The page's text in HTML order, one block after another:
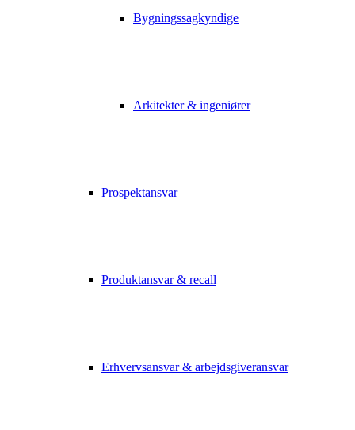
Bygningssagkyndige
Arkitekter & ingeniører
Prospektansvar
Produktansvar & recall
Erhvervsansvar & arbejdsgiveransvar